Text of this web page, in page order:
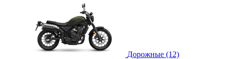
Дорожные (12)